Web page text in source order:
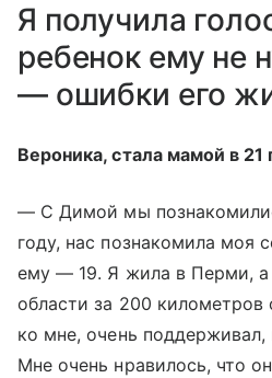
Я получила
ребенок ему не
— ошибки его
Вероника, стала мамой в 21
— С Димой мы
году, нас познакомила моя
ему — 19. Я жила в Перми, а
области за 200
ко мне, очень поддерживал,
Мне очень нравилось, что